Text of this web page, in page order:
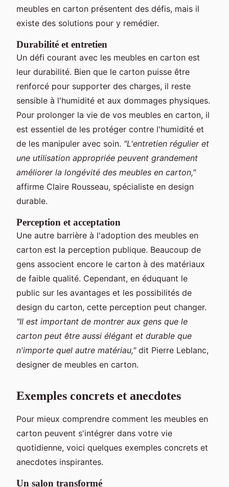
meubles en carton présentent des défis, mais il
existe des solutions pour y remédier.
Durabilité et entretien
Un défi courant avec les meubles en carton est
leur durabilité. Bien que le carton puisse être
renforcé pour supporter des charges, il reste
sensible à l'humidité et aux dommages physiques.
Pour prolonger la vie de vos meubles en carton, il
est essentiel de les protéger contre l'humidité et
de les manipuler avec soin. "L'entretien régulier et
une utilisation appropriée peuvent grandement
améliorer la longévité des meubles en carton,"
affirme Claire Rousseau, spécialiste en design
durable.
Perception et acceptation
Une autre barrière à l'adoption des meubles en
carton est la perception publique. Beaucoup de
gens associent encore le carton à des matériaux
de faible qualité. Cependant, en éduquant le
public sur les avantages et les possibilités de
design du carton, cette perception peut changer.
"Il est important de montrer aux gens que le
carton peut être aussi élégant et durable que
n'importe quel autre matériau,"dit Pierre Leblanc,
designer de meubles en carton.
Exemples concrets et anecdotes
Pour mieux comprendre comment les meubles en
carton peuvent s'intégrer dans votre vie
quotidienne, voici quelques exemples concrets et
anecdotes inspirantes.
Un salon transformé